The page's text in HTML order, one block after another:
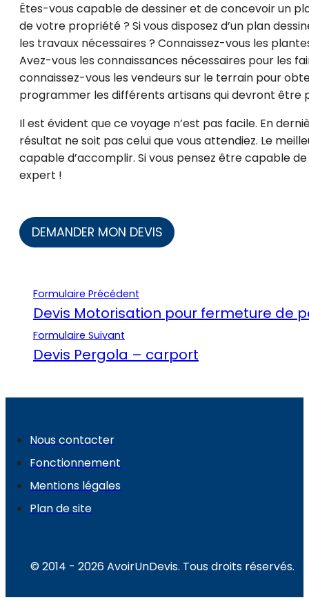
Êtes-vous capable de dessiner et de concevoir un
de votre propriété ? Si vous disposez d’un plan
les travaux nécessaires ? Connaissez-vous les
Avez-vous les connaissances nécessaires pour les
connaissez-vous les vendeurs sur le terrain pour
programmer les différents artisans qui devront être
Il est évident que ce voyage n’est pas facile. En
résultat ne soit pas celui que vous attendiez. Le
capable d’accomplir. Si vous pensez être capable
expert !
DEMANDER MON DEVIS
Formulaire Précédent
Devis Motorisation pour fermeture de
Formulaire Suivant
Devis Pergola – carport
Nous contacter
Fonctionnement
Mentions légales
Plan de site
© 2014 - 2026 AvoirUnDevis. Tous droits réservés.